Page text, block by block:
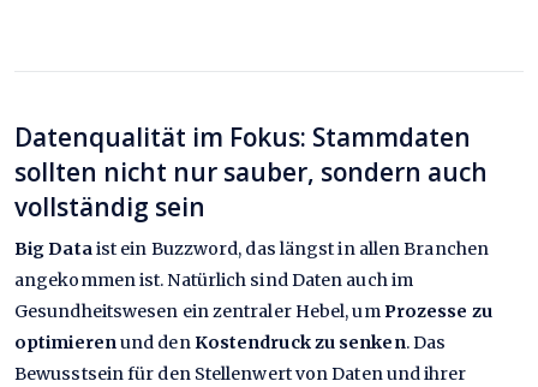
Datenqualität im Fokus: Stammdaten
sollten nicht nur sauber, sondern auch
vollständig sein
Big Dataist ein Buzzword, das längst in allen Branchen
angekommen ist. Natürlich sind Daten auch im
Gesundheitswesen ein zentraler Hebel, umProzesse zu
optimierenund den Kostendruck zu senken. Das
Bewusstsein für den Stellenwert von Daten und ihrer